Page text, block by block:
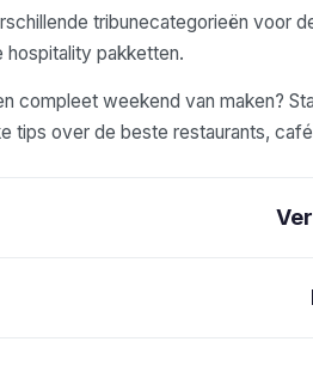
tribunecategorieën voor
hospitality pakketten.
compleet weekend van maken?
tips over de beste restaurants,